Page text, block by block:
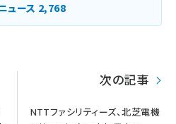
ュース 2,768
次の記事
NTTファシリティーズ、北芝電機